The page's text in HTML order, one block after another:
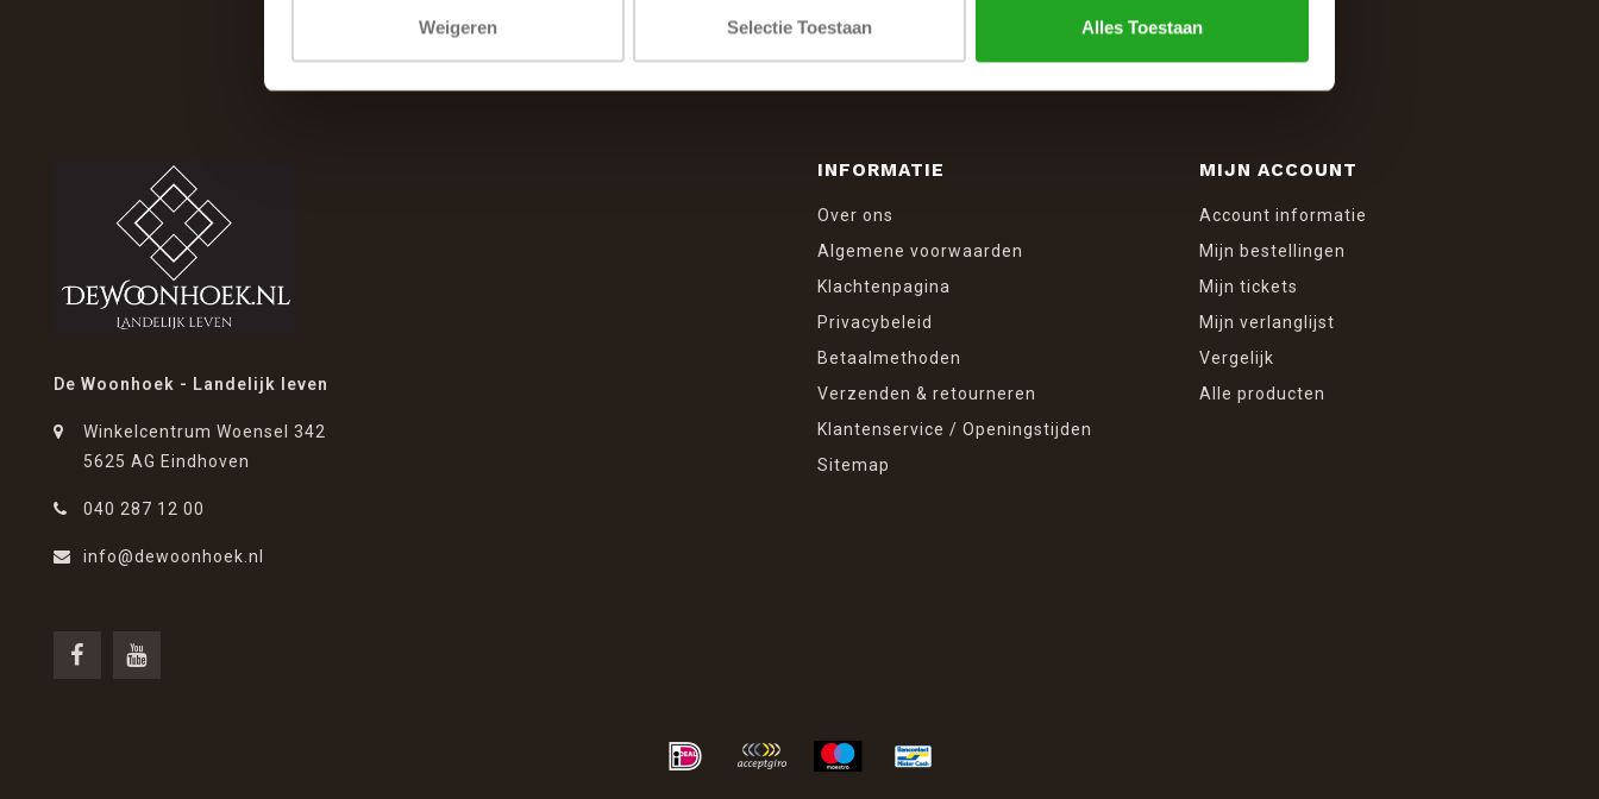
Weigeren Selectie Toestaan Alles Toestaan
And stay up to date with our latest offers
De Woonhoek - Landelijk leven
Winkelcentrum Woensel 342
5625 AG Eindhoven
040 287 12 00
info@dewoonhoek.nl
INFORMATIE
Over ons
Algemene voorwaarden
Klachtenpagina
Privacybeleid
Betaalmethoden
Verzenden & retourneren
Klantenservice / Openingstijden
Sitemap
MIJN ACCOUNT
Account informatie
Mijn bestellingen
Mijn tickets
Mijn verlanglijst
Vergelijk
Alle producten